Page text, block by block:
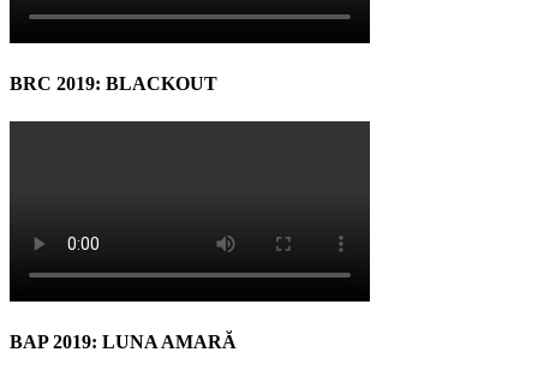
BRC 2019: BLACKOUT
BAP 2019: LUNA AMARĂ